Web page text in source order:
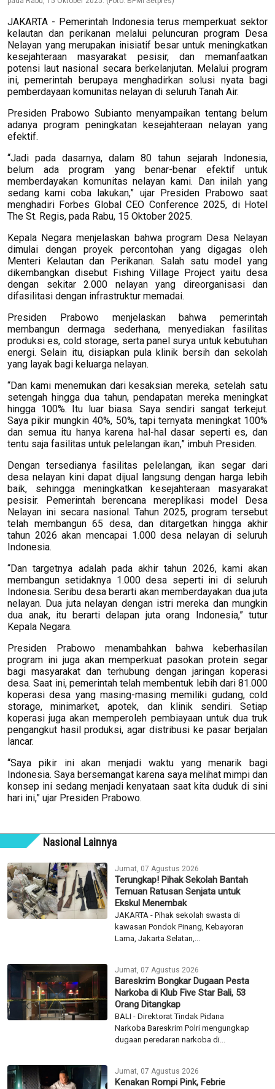
JAKARTA - Pemerintah Indonesia terus memperkuat sektor
kelautan dan perikanan melalui peluncuran program Desa
Nelayan yang merupakan inisiatif besar untuk meningkatkan
kesejahteraan masyarakat pesisir, dan memanfaatkan
potensi laut nasional secara berkelanjutan. Melalui program
ini, pemerintah berupaya menghadirkan solusi nyata bagi
pemberdayaan komunitas nelayan di seluruh Tanah Air.
Presiden Prabowo Subianto menyampaikan tentang belum
adanya program peningkatan kesejahteraan nelayan yang
efektif.
“Jadi pada dasarnya, dalam 80 tahun sejarah Indonesia,
belum ada program yang benar-benar efektif untuk
memberdayakan komunitas nelayan kami. Dan inilah yang
sedang kami coba lakukan,” ujar Presiden Prabowo saat
menghadiri Forbes Global CEO Conference 2025, di Hotel
The St. Regis, pada Rabu, 15 Oktober 2025.
Kepala Negara menjelaskan bahwa program Desa Nelayan
dimulai dengan proyek percontohan yang digagas oleh
Menteri Kelautan dan Perikanan. Salah satu model yang
dikembangkan disebut Fishing Village Project yaitu desa
dengan sekitar 2.000 nelayan yang direorganisasi dan
difasilitasi dengan infrastruktur memadai.
Presiden Prabowo menjelaskan bahwa pemerintah
membangun dermaga sederhana, menyediakan fasilitas
produksi es, cold storage, serta panel surya untuk kebutuhan
energi. Selain itu, disiapkan pula klinik bersih dan sekolah
yang layak bagi keluarga nelayan.
“Dan kami menemukan dari kesaksian mereka, setelah satu
setengah hingga dua tahun, pendapatan mereka meningkat
hingga 100%. Itu luar biasa. Saya sendiri sangat terkejut.
Saya pikir mungkin 40%, 50%, tapi ternyata meningkat 100%
dan semua itu hanya karena hal-hal dasar seperti es, dan
tentu saja fasilitas untuk pelelangan ikan,” imbuh Presiden.
Dengan tersedianya fasilitas pelelangan, ikan segar dari
desa nelayan kini dapat dijual langsung dengan harga lebih
baik, sehingga meningkatkan kesejahteraan masyarakat
pesisir. Pemerintah berencana mereplikasi model Desa
Nelayan ini secara nasional. Tahun 2025, program tersebut
telah membangun 65 desa, dan ditargetkan hingga akhir
tahun 2026 akan mencapai 1.000 desa nelayan di seluruh
Indonesia.
“Dan targetnya adalah pada akhir tahun 2026, kami akan
membangun setidaknya 1.000 desa seperti ini di seluruh
Indonesia. Seribu desa berarti akan memberdayakan dua juta
nelayan. Dua juta nelayan dengan istri mereka dan mungkin
dua anak, itu berarti delapan juta orang Indonesia,” tutur
Kepala Negara.
Presiden Prabowo menambahkan bahwa keberhasilan
program ini juga akan memperkuat pasokan protein segar
bagi masyarakat dan terhubung dengan jaringan koperasi
desa. Saat ini, pemerintah telah membentuk lebih dari 81.000
koperasi desa yang masing-masing memiliki gudang, cold
storage, minimarket, apotek, dan klinik sendiri. Setiap
koperasi juga akan memperoleh pembiayaan untuk dua truk
pengangkut hasil produksi, agar distribusi ke pasar berjalan
lancar.
“Saya pikir ini akan menjadi waktu yang menarik bagi
Indonesia. Saya bersemangat karena saya melihat mimpi dan
konsep ini sedang menjadi kenyataan saat kita duduk di sini
hari ini,” ujar Presiden Prabowo.
Nasional Lainnya
Jumat, 07 Agustus 2026
Terungkap! Pihak Sekolah Bantah
Temuan Ratusan Senjata untuk
Ekskul Menembak
JAKARTA - Pihak sekolah swasta di
kawasan Pondok Pinang, Kebayoran
Lama, Jakarta Selatan,...
Jumat, 07 Agustus 2026
Bareskrim Bongkar Dugaan Pesta
Narkoba di Klub Five Star Bali, 53
Orang Ditangkap
BALI - Direktorat Tindak Pidana
Narkoba Bareskrim Polri mengungkap
dugaan peredaran narkoba di...
Jumat, 07 Agustus 2026
Kenakan Rompi Pink, Febrie